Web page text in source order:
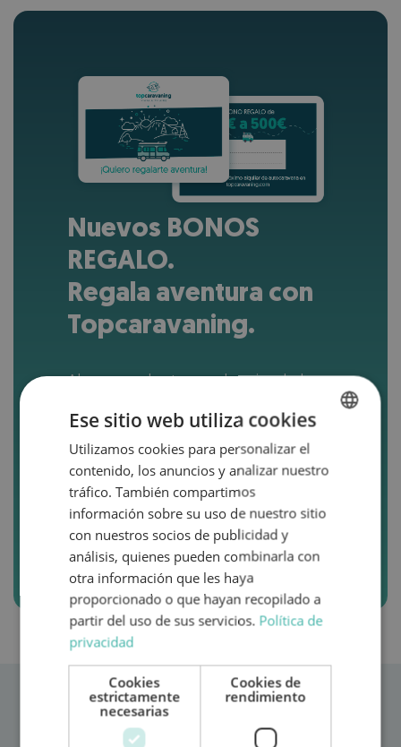
Nuevos BONOS
REGALO.
Regala aventura con
Topcaravaning.
Ahora puedes tener el mejor de los
regalarles aventuras. Bonos desde
50€ hasta 500€ para canjear en el
próximo alquiler de una de nuestras
autocaravanas.
Quiero regalar aventura
SPANISH
ENGLISH
Ese sitio web utiliza cookies
Utilizamos cookies para personalizar el
contenido, los anuncios y analizar nuestro
tráfico. También compartimos
información sobre su uso de nuestro sitio
con nuestros socios de publicidad y
análisis, quienes pueden combinarla con
otra información que les haya
proporcionado o que hayan recopilado a
partir del uso de sus servicios. Política de
privacidad
Cookies
estrictamente
necesarias
Cookies de
rendimiento